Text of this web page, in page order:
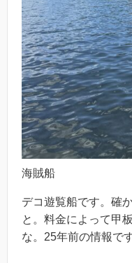
海賊船
デコ遊覧船です。確
と。料金によって甲
な。25年前の情報です